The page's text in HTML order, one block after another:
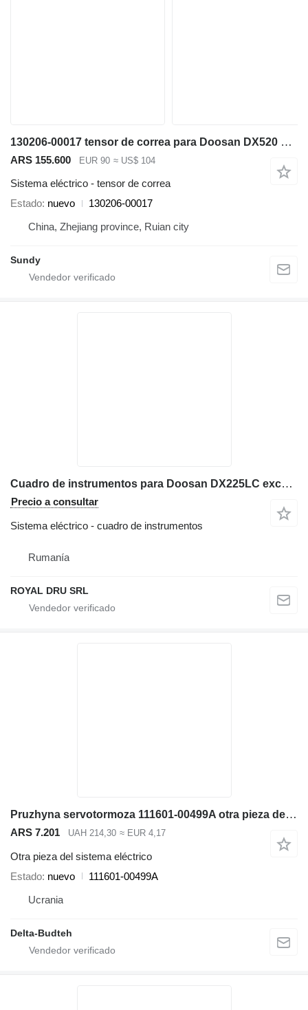
130206-00017 tensor de correa para Doosan DX520 excavadora
ARS 155.600 EUR 90 ≈ US$ 104
Sistema eléctrico - tensor de correa
Estado nuevo
130206-00017
China, Zhejiang province, Ruian city
Sundy
Cuadro de instrumentos para Doosan DX225LC excavadora
Precio a consultar
Sistema eléctrico - cuadro de instrumentos
Rumanía
ROYAL DRU SRL
Pruzhyna servotormoza 111601-00499A otra pieza del sistema eléctrico para Doosan SD300N cargadora de ruedas
ARS 7.201 UAH 214,30 ≈ EUR 4,17
Otra pieza del sistema eléctrico
Estado nuevo
111601-00499A
Ucrania
Delta-Budteh